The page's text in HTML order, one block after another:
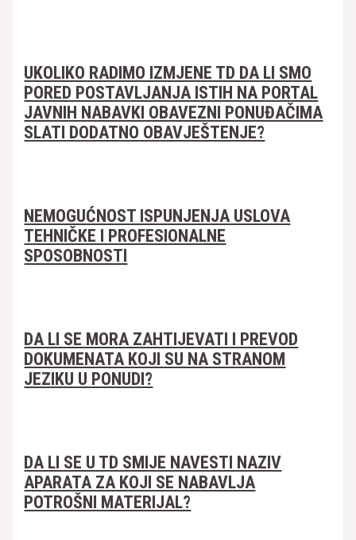
UKOLIKO RADIMO IZMJENE TD DA LI SMO
PORED POSTAVLJANJA ISTIH NA PORTAL
JAVNIH NABAVKI OBAVEZNI PONUĐAČIMA
SLATI DODATNO OBAVJEŠTENJE?
NEMOGUĆNOST ISPUNJENJA USLOVA
TEHNIČKE I PROFESIONALNE
SPOSOBNOSTI
DA LI SE MORA ZAHTIJEVATI I PREVOD
DOKUMENATA KOJI SU NA STRANOM
JEZIKU U PONUDI?
DA LI SE U TD SMIJE NAVESTI NAZIV
APARATA ZA KOJI SE NABAVLJA
POTROŠNI MATERIJAL?